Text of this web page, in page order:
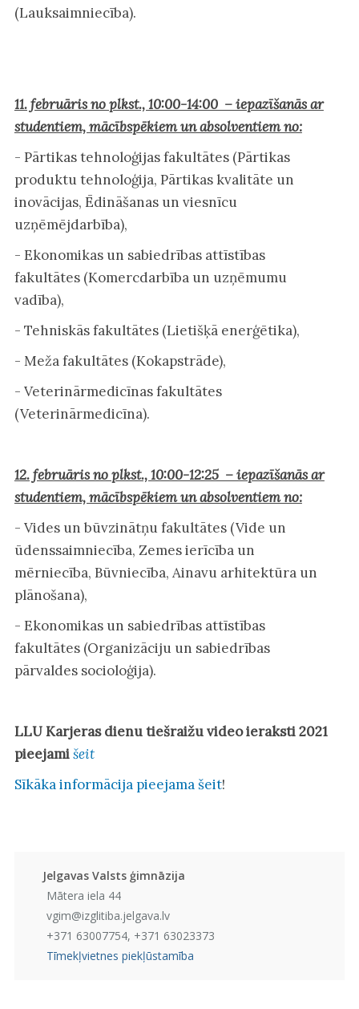
(Lauksaimniecība).
11. februāris no plkst., 10:00-14:00 – iepazīšanās ar
studentiem, mācībspēkiem un absolventiem no:
- Pārtikas tehnoloģijas fakultātes (Pārtikas
produktu tehnoloģija, Pārtikas kvalitāte un
inovācijas, Ēdināšanas un viesnīcu
uzņēmējdarbība),
- Ekonomikas un sabiedrības attīstības
fakultātes (Komercdarbība un uzņēmumu
vadība),
- Tehniskās fakultātes (Lietišķā enerģētika),
- Meža fakultātes (Kokapstrāde),
- Veterinārmedicīnas fakultātes
(Veterinārmedicīna).
12. februāris no plkst., 10:00-12:25 – iepazīšanās ar
studentiem, mācībspēkiem un absolventiem no:
- Vides un būvzinātņu fakultātes (Vide un
ūdenssaimniecība, Zemes ierīcība un
mērniecība, Būvniecība, Ainavu arhitektūra un
plānošana),
- Ekonomikas un sabiedrības attīstības
fakultātes (Organizāciju un sabiedrības
pārvaldes socioloģija).
LLU Karjeras dienu tiešraižu video ieraksti 2021
pieejamišeit
Sīkāka informācija pieejama šeit!
Jelgavas Valsts ģimnāzija
Mātera iela 44
vgim@izglitiba.jelgava.lv
+371 63007754, +371 63023373
Tīmekļvietnes piekļūstamība